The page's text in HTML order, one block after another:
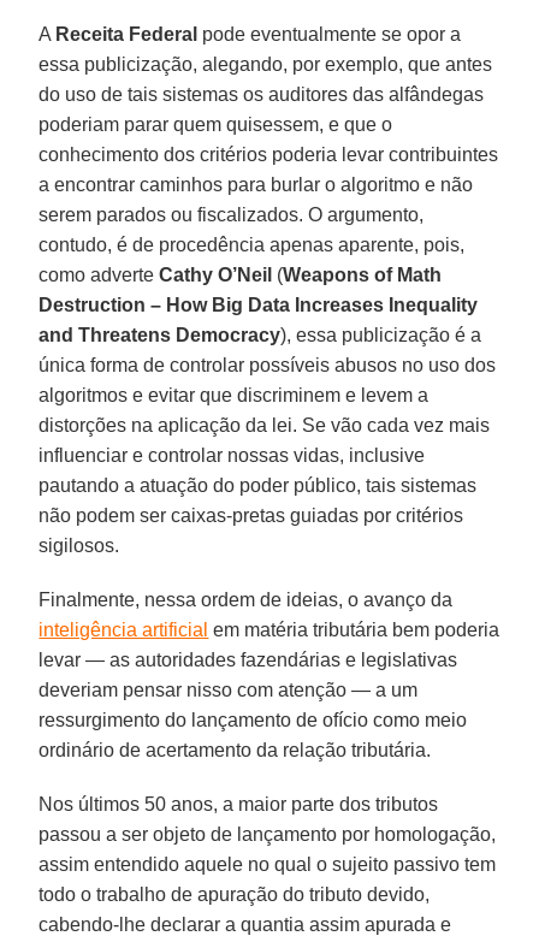
A Receita Federal pode eventualmente se opor a
essa publicização, alegando, por exemplo, que antes
do uso de tais sistemas os auditores das alfândegas
poderiam parar quem quisessem, e que o
conhecimento dos critérios poderia levar contribuintes
a encontrar caminhos para burlar o algoritmo e não
serem parados ou fiscalizados. O argumento,
contudo, é de procedência apenas aparente, pois,
como adverteCathy O’Neil (Weapons of Math
Destruction – How Big Data Increases Inequality
and Threatens Democracy), essa publicização é a
única forma de controlar possíveis abusos no uso dos
algoritmos e evitar que discriminem e levem a
distorções na aplicação da lei. Se vão cada vez mais
influenciar e controlar nossas vidas, inclusive
pautando a atuação do poder público, tais sistemas
não podem ser caixas-pretas guiadas por critérios
sigilosos.
Finalmente, nessa ordem de ideias, o avanço da
inteligência artificial em matéria tributária bem poderia
levar — as autoridades fazendárias e legislativas
deveriam pensar nisso com atenção — a um
ressurgimento do lançamento de ofício como meio
ordinário de acertamento da relação tributária.
Nos últimos 50 anos, a maior parte dos tributos
passou a ser objeto de lançamento por homologação,
assim entendido aquele no qual o sujeito passivo tem
todo o trabalho de apuração do tributo devido,
cabendo-lhe declarar a quantia assim apurada e